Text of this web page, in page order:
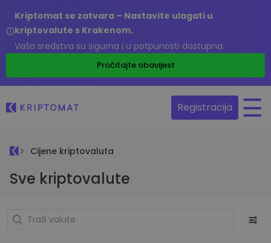
Kriptomat se zatvara – Nastavite ulagati u
kriptovalute s Krakenom.
Vaša sredstva su sigurna i u potpunosti dostupna.
Pročitajte obavijest
Registracija
Cijene kriptovaluta
Sve kriptovalute